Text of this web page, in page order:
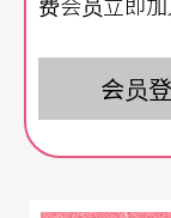
演出节目包括
度使》，用穿
会员